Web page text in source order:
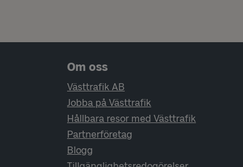
Sidfotsnavigering
Om oss
Västtrafik AB
Jobba på Västtrafik
Hållbara resor med Västtrafik
Partnerföretag
Blogg